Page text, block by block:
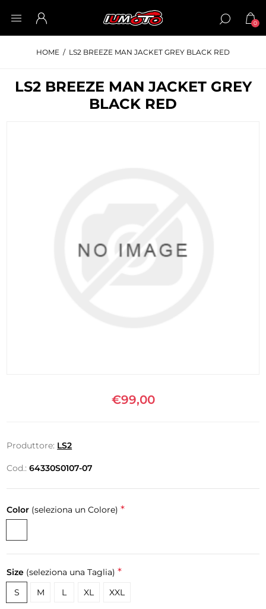
0
HOME / LS2 BREEZE MAN JACKET GREY BLACK RED
LS2 BREEZE MAN JACKET GREY
BLACK RED
€99,00
Produttore: LS2
Cod.: 64330S0107-07
Color (seleziona un Colore) *
Size (seleziona una Taglia) *
S M L XL XXL